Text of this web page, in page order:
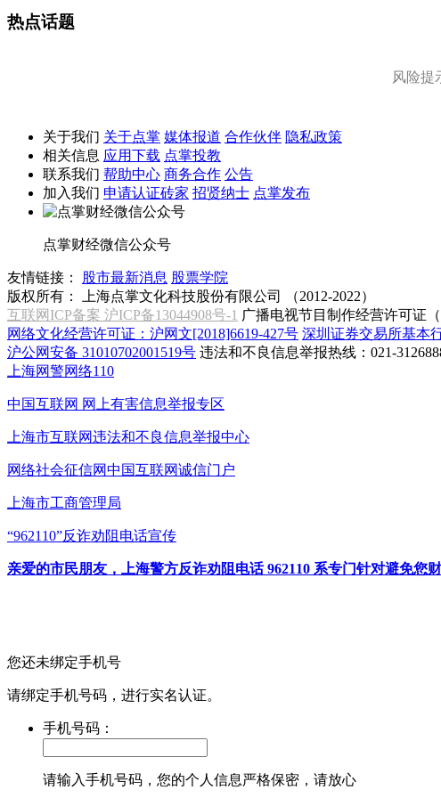
热点话题
风险提
关于我们 关于点掌 媒体报道 合作伙伴 隐私政策
相关信息 应用下载 点掌投教
联系我们 帮助中心 商务合作 公告
加入我们 申请认证砖家 招贤纳士 点掌发布
点掌财经微信公众号
友情链接： 股市最新消息 股票学院
版权所有：
上海点掌文化科技股份有限公司 （2012-2022）
互联网ICP备案 沪ICP备13044908号-1 广播电视节目制作经营许可证
网络文化经营许可证：沪网文[2018]6619-427号 深圳证券交易所基本
沪公网安备 31010702001519号 违法和不良信息举报热线：021-
上海网警网络110
中国互联网 网上有害信息举报专区
上海市互联网违法和不良信息举报中心
网络社会征信网中国互联网诚信门户
上海市工商管理局
“962110”反诈劝阻电话宣传
亲爱的市民朋友，上海警方反诈劝阻电话 962110 系专门针对避免您
您还未绑定手机号
请绑定手机号码，进行实名认证。
手机号码：
请输入手机号码，您的个人信息严格保密，请放心